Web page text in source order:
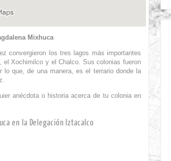
Mixhuca
convergieron los tres lagos más importantes
el Xochimilco y el Chalco. Sus colonias fueron
que, de una manera, es el terrario donde la
anécdota o historia acerca de tu colonia en
en la Delegación Iztacalco